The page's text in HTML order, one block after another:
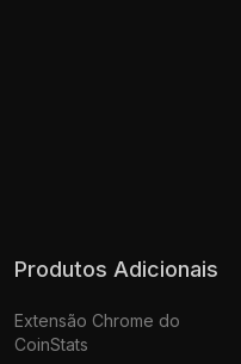
Produtos Adicionais
Extensão Chrome do
CoinStats